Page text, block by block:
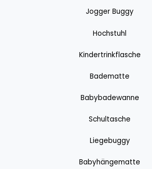
Jogger Buggy
Hochstuhl
Kindertrinkflasche
Badematte
Babybadewanne
Schultasche
Liegebuggy
Babyhängematte